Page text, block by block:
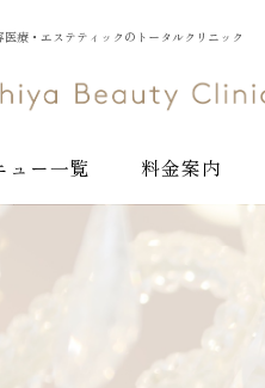
療・エステティックのトータルクリニック
ュー一覧
お悩みから探す
料金案内